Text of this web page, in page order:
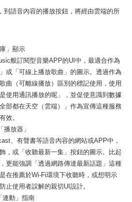
到語音內容的播放按鈕，將經由雲端的所
」顯示
般訂閱型音樂APP的UI中，最適合作為
或「可線上播放歌曲」的圖示。透過作為
曲（可離線播放）區別的標記使用，使用
使用通訊播放的呢」，並促使意識到數據
部都在天空（雲端）」作為宣傳這種服務
效。
放器」
、有聲書等語音內容的網站或APP中，
，或「收聽最新一集」按鈕的圖示。比起
更能強調「透過網路傳達最新話題」這種
在推薦於Wi-Fi環境下收聽時，或想明示
止使用者誤解的親切UI設計。
連動」指南